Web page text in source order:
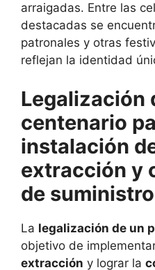
arraigadas. Entre las
destacadas se
patronales y otras
reflejan la identidad
Legalización
centenario
instalación
extracción y
de
La legalización de un
objetivo de
extracción y lograr la